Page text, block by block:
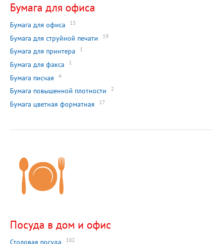
Бумага для офиса
Бумага для офиса 15
Бумага для струйной печати 19
Бумага для принтера 1
Бумага для факса 1
Бумага писчая 4
Бумага повышенной плотности 2
Бумага цветная форматная 17
Посуда в дом и офис
Столовая посуда 102